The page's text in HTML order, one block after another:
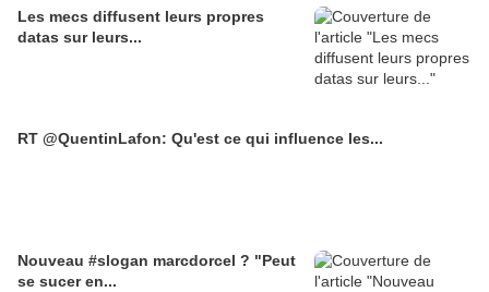
Les mecs diffusent leurs propres
datas sur leurs...
RT @QuentinLafon: Qu'est ce qui influence les...
Nouveau #slogan marcdorcel ? "Peut
se sucer en...